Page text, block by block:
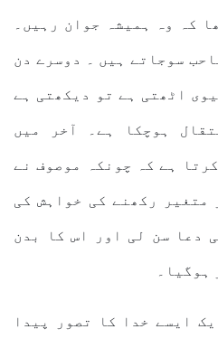
کہ وہ ہمیشہ جوان رہیں۔
سوجاتے ہیں ۔ دوسرے دن
اٹھتی ہے تو دیکھتی ہے
ہوچکا ہے۔ آخر میں
ہے کہ چونکہ موصوف نے
متغیر رکھنے کی خواہش کی
دعا سن لی اور اس کا بدن
ایسے خدا کا تصور پیدا